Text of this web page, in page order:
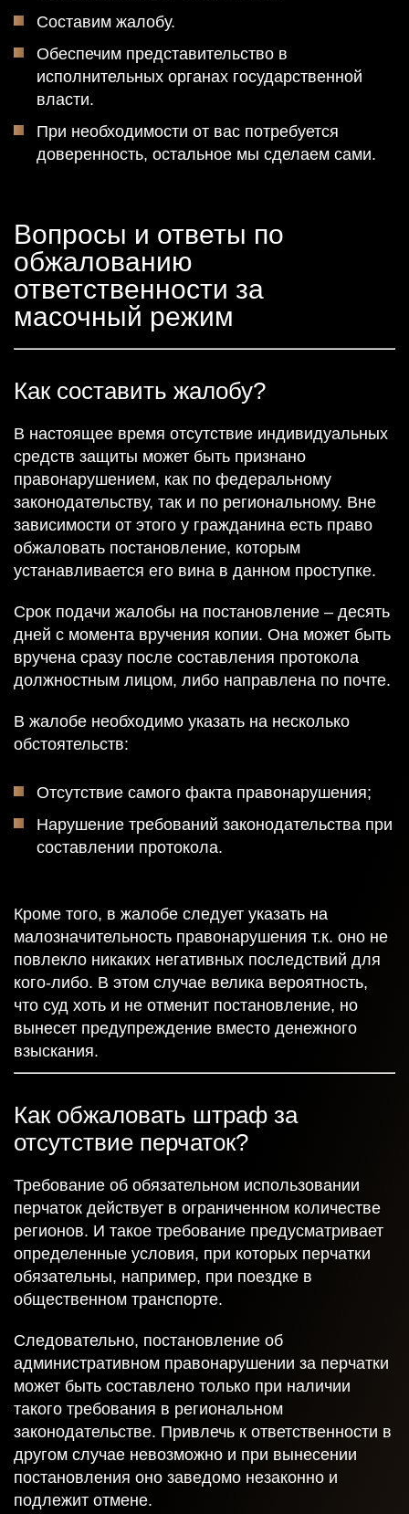
Составим жалобу.
Обеспечим представительство в
исполнительных органах государственной
власти.
При необходимости от вас потребуется
доверенность, остальное мы сделаем сами.
Вопросы и ответы по
обжалованию
ответственности за
масочный режим
Как составить жалобу?
В настоящее время отсутствие индивидуальных
средств защиты может быть признано
правонарушением, как по федеральному
законодательству, так и по региональному. Вне
зависимости от этого у гражданина есть право
обжаловать постановление, которым
устанавливается его вина в данном проступке.
Срок подачи жалобы на постановление – десять
дней с момента вручения копии. Она может быть
вручена сразу после составления протокола
должностным лицом, либо направлена по почте.
В жалобе необходимо указать на несколько
обстоятельств:
Отсутствие самого факта правонарушения;
Нарушение требований законодательства при
составлении протокола.
Кроме того, в жалобе следует указать на
малозначительность правонарушения т.к. оно не
повлекло никаких негативных последствий для
кого-либо. В этом случае велика вероятность,
что суд хоть и не отменит постановление, но
вынесет предупреждение вместо денежного
взыскания.
Как обжаловать штраф за
отсутствие перчаток?
Требование об обязательном использовании
перчаток действует в ограниченном количестве
регионов. И такое требование предусматривает
определенные условия, при которых перчатки
обязательны, например, при поездке в
общественном транспорте.
Следовательно, постановление об
административном правонарушении за перчатки
может быть составлено только при наличии
такого требования в региональном
законодательстве. Привлечь к ответственности в
другом случае невозможно и при вынесении
постановления оно заведомо незаконно и
подлежит отмене.